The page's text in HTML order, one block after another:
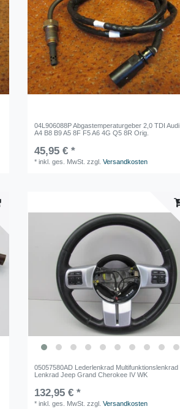
04L906088P Abgastemperaturgeber 2,0 TDI Audi
A4 B8 B9 A5 8F F5 A6 4G Q5 8R Orig.
45,95 € *
*inkl. ges. MwSt. zzgl.Versandkosten
05057580AD Lederlenkrad Multifunktionslenkrad
Lenkrad Jeep Grand Cherokee IV WK
132,95 € *
*inkl. ges. MwSt. zzgl.Versandkosten